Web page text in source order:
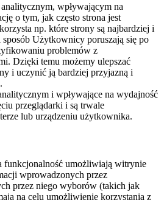
wpływającym na
o tym, jak często strona jest
np. które strony są najbardziej i
Użytkownicy poruszają się po
problemów z
Dzięki temu możemy ulepszać
i uczynić ją bardziej przyjazną i
i wpływające na wydajność
przeglądarki i są trwale
lub urządzeniu użytkownika.
funkcjonalność umożliwiają witrynie
wprowadzonych przez
przez niego wyborów (takich jak
na celu umożliwienie korzystania z